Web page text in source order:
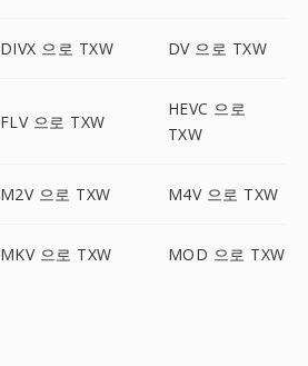
DIVX 으로 TXW DV 으로 TXW
FLV 으로 TXW
HEVC 으로
TXW
M2V 으로 TXW M4V 으로 TXW
MKV 으로 TXW MOD 으로 TXW